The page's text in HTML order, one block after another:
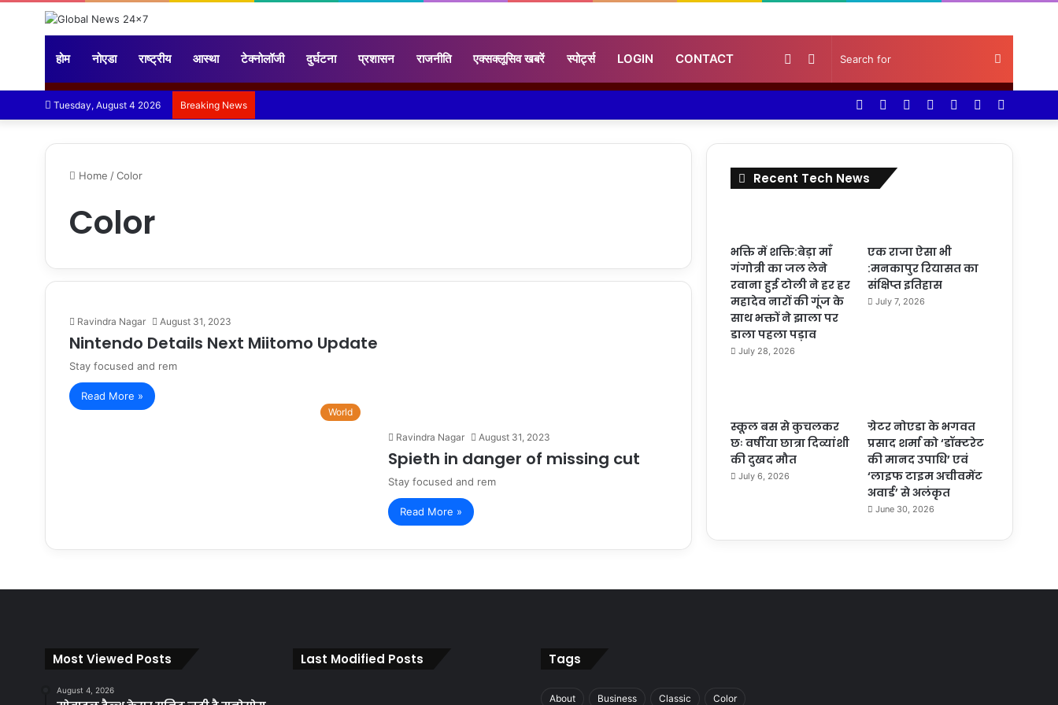
होम नोएडा राष्ट्रीय आस्था टेक्नोलॉजी दुर्घटना प्रशासन राजनीति एक्सक्लूसिव खबरें स्पोर्ट्स LOGIN CONTACT Search
for
Sidebar
Random
Tuesday, August 4 2026 Breaking News
Random
Log
Instagram
YouTube
Twitter
Facebook
Home /Color
Color
Ravindra Nagar August 31, 2023
Nintendo Details Next Miitomo Update
Stay focused and rem
Read More »
World
Ravindra Nagar August 31, 2023
Spieth in danger of missing cut
Stay focused and rem
Read More »
Recent Tech News
भक्ति में शक्ति:बेड़ा माँ
गंगोत्री का जल लेने
रवाना हुई टोली ने हर हर
महादेव नारों की गूंज के
साथ भक्तों ने झाला पर
डाला पहला पड़ाव
July 28, 2026
एक राजा ऐसा भी
:मनकापुर रियासत का
संक्षिप्त इतिहास
July 7, 2026
स्कूल बस से कुचलकर
छः वर्षीया छात्रा दिव्यांशी
की दुखद मौत
July 6, 2026
ग्रेटर नोएडा के भगवत
प्रसाद शर्मा को ‘डॉक्टरेट
की मानद उपाधि’ एवं
‘लाइफ टाइम अचीवमेंट
अवार्ड’ से अलंकृत
June 30, 2026
Most Viewed Posts
August 4, 2026
Last Modified Posts Tags
About Business Classic Color